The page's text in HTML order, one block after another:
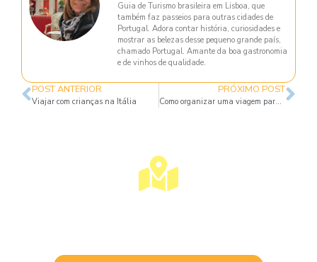
Guia de Turismo brasileira em Lisboa, que
também faz passeios para outras cidades de
Portugal. Adora contar história, curiosidades e
mostrar as belezas desse pequeno grande país,
chamado Portugal. Amante da boa gastronomia
e de vinhos de qualidade.
POST ANTERIOR
Viajar com crianças na Itália
PRÓXIMO POST
Como organizar uma viagem para o exterior